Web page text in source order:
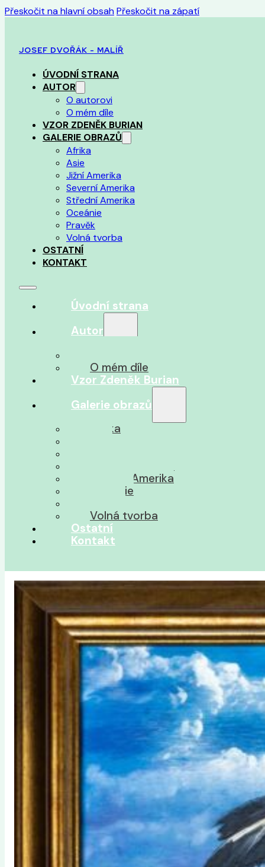
Přeskočit na hlavní obsahPřeskočit na zápatí
JOSEF DVOŘÁK - MALÍŘ
ÚVODNÍ STRANA
AUTOR
O autorovi
O mém díle
VZOR ZDENĚK BURIAN
GALERIE OBRAZŮ
Afrika
Asie
Jižní Amerika
Severní Amerika
Střední Amerika
Oceánie
Pravěk
Volná tvorba
OSTATNÍ
KONTAKT
Úvodní strana
Autor
O mém díle
Vzor Zdeněk Burian
Galerie obrazů
Afrika
Střední Amerika
Oceánie
Volná tvorba
Ostatní
Kontakt